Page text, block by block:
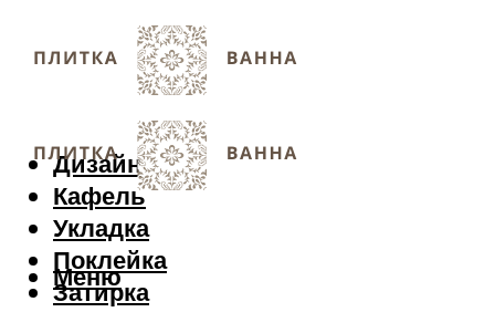
Дизайн
Кафель
Укладка
Поклейка
Затирка
Меню